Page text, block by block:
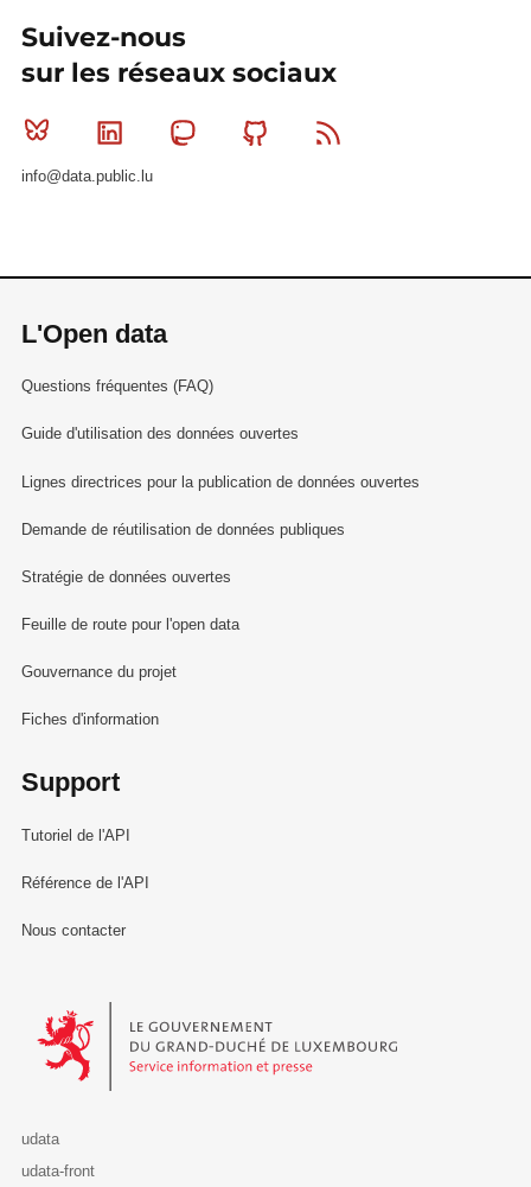
Suivez-nous
sur les réseaux sociaux
Bluesky Linkedin MastodonGithub
info@data.public.lu
L'Open data
Questions fréquentes (FAQ)
Guide d'utilisation des données ouvertes
Lignes directrices pour la publication de données ouvertes
Demande de réutilisation de données publiques
Stratégie de données ouvertes
Feuille de route pour l'open data
Gouvernance du projet
Fiches d'information
Support
Tutoriel de l'API
Référence de l'API
Nous contacter
Le Gouvernement du Grand-Duché de Luxembourg - Service
udata
udata-front